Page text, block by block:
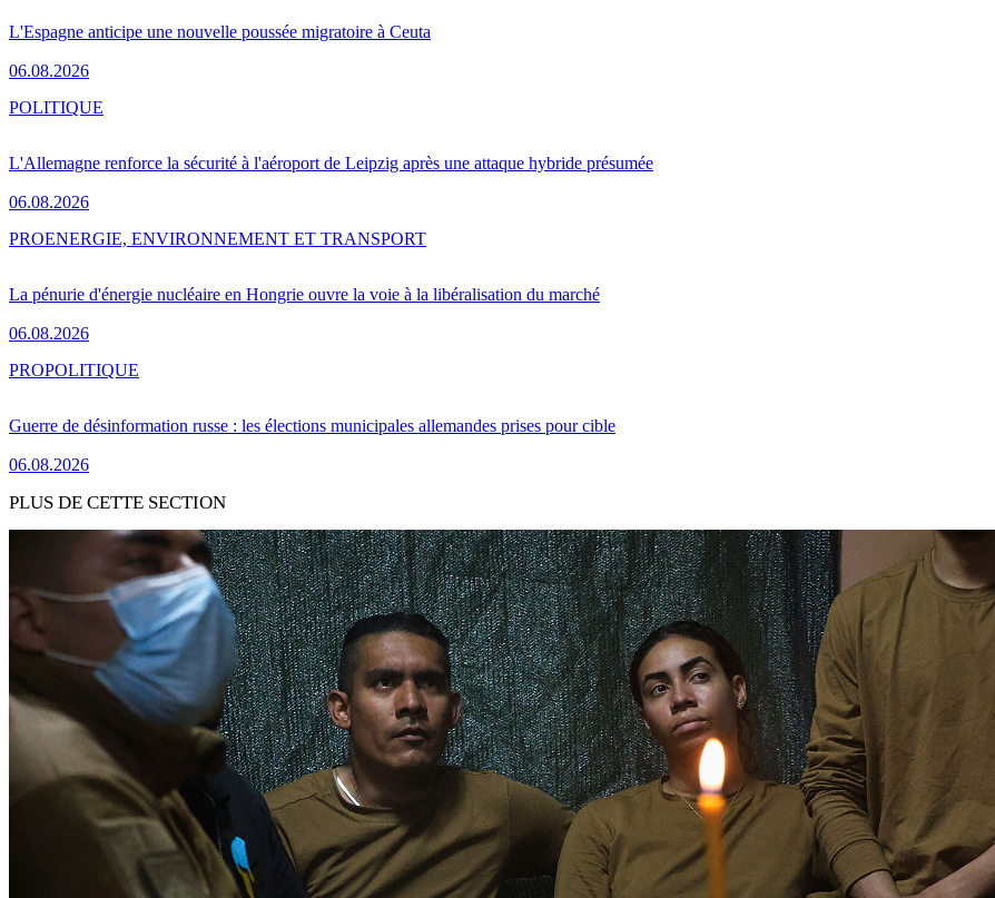
L'Espagne anticipe une nouvelle poussée migratoire à Ceuta
06.08.2026
L'Allemagne renforce la sécurité à l'aéroport de Leipzig après une attaque hybride présumée
06.08.2026
POLITIQUE
La pénurie d'énergie nucléaire en Hongrie ouvre la voie à la libéralisation du marché
06.08.2026
PROENERGIE, ENVIRONNEMENT ET TRANSPORT
Guerre de désinformation russe : les élections municipales allemandes prises pour cible
06.08.2026
PROPOLITIQUE
PLUS DE CETTE SECTION